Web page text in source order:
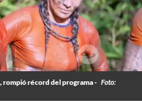
rompió récord del programa - Foto: